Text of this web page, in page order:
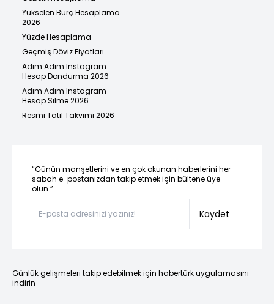
Yükselen Burç Hesaplama
2026
Yüzde Hesaplama
Geçmiş Döviz Fiyatları
Adım Adım Instagram
Hesap Dondurma 2026
Adım Adım Instagram
Hesap Silme 2026
Resmi Tatil Takvimi 2026
“Günün manşetlerini ve en çok okunan haberlerini her
sabah e-postanızdan takip etmek için bültene üye
olun.”
Kaydet
Günlük gelişmeleri takip edebilmek için habertürk uygulamasını
indirin